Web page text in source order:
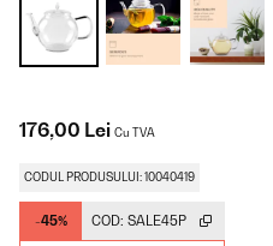
176,00 Lei Cu TVA
CODUL PRODUSULUI: 10040419
-45% COD: SALE45P